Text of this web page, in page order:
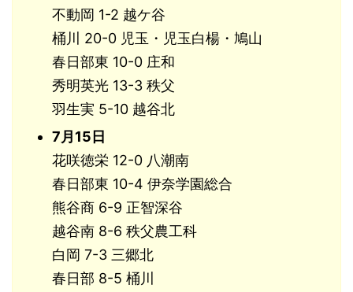
不動岡 1-2 越ケ谷
桶川 20-0 児玉・児玉白楊・鳩山
春日部東 10-0 庄和
秀明英光 13-3 秩父
羽生実 5-10 越谷北
7月15日
花咲徳栄 12-0 八潮南
春日部東 10-4 伊奈学園総合
熊谷商 6-9 正智深谷
越谷南 8-6 秩父農工科
白岡 7-3 三郷北
春日部 8-5 桶川